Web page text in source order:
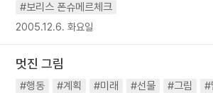
#보리스 폰슈메르체크
2005.12.6. 화요일
멋진 그림
#행동 #계획 #미래 #선물 #그림
#